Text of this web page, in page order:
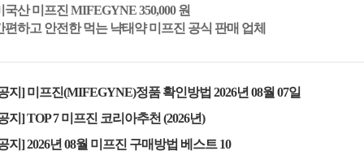
국산 미프진 MIFEGYNE 350,000 원
편하고 안전한 먹는 냑태약 미프진 공식 판매 업체
지] 미프진(MIFEGYNE)정품 확인방법 2026년 08월 07일
지] TOP 7 미프진 코리아추천 (2026년)
지] 2026년 08월 미프진 구매방법 베스트 10